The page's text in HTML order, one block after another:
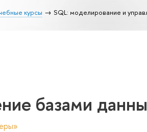
курсы SQL: моделирование и
базами